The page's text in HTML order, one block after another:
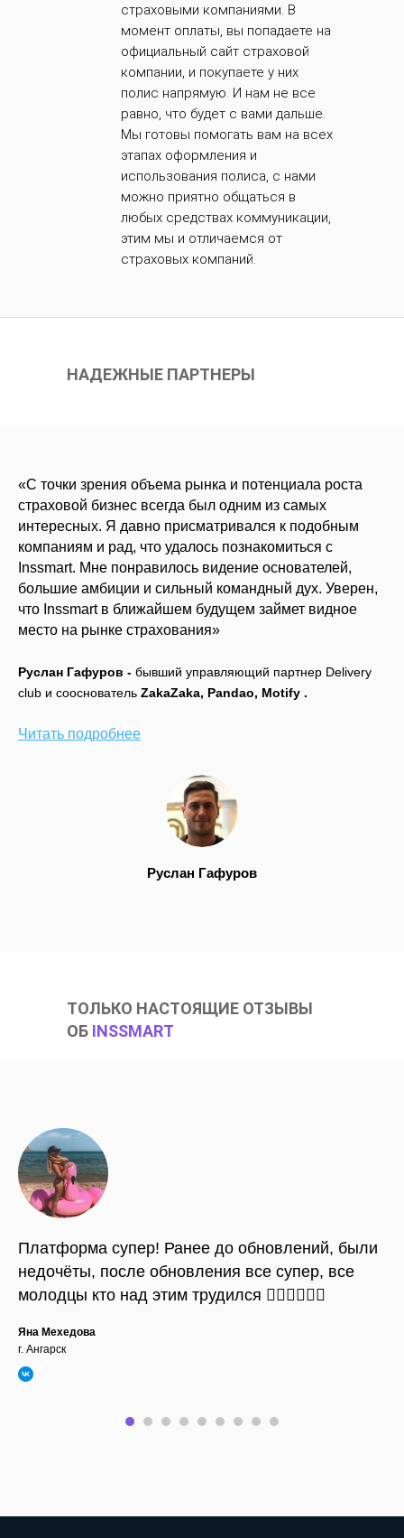
страховыми компаниями. В
момент оплаты, вы попадаете на
официальный сайт страховой
компании, и покупаете у них
полис напрямую. И нам не все
равно, что будет с вами дальше.
Мы готовы помогать вам на всех
этапах оформления и
использования полиса, с нами
можно приятно общаться в
любых средствах коммуникации,
этим мы и отличаемся от
страховых компаний.
НАДЕЖНЫЕ ПАРТНЕРЫ
«C точки зрения объема рынка и потенциала роста
страховой бизнес всегда был одним из самых
интересных. Я давно присматривался к подобным
компаниям и рад, что удалось познакомиться с
Inssmart. Мне понравилось видение основателей,
большие амбиции и сильный командный дух. Уверен,
что Inssmart в ближайшем будущем займет видное
место на рынке страхования»
Руслан Гафуров - бывший управляющий партнер Delivery
club и сооснователь ZakaZaka, Pandao, Motify .
Читать подробнее
Руслан Гафуров
ТОЛЬКО НАСТОЯЩИЕ ОТЗЫВЫ
ОБ INSSMART
Платформа супер! Ранее до обновлений, были
недочёты, после обновления все супер, все
молодцы кто над этим трудился 👍🏽👍🏽👍🏽
Яна Мехедова
г. Ангарск